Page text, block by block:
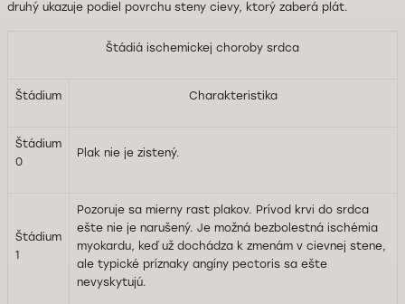
druhý ukazuje podiel povrchu steny cievy, ktorý zaberá plát.
Štádiá ischemickej choroby srdca
Štádium Charakteristika
Štádium
0
Plak nie je zistený.
Štádium
1
Pozoruje sa mierny rast plakov. Prívod krvi do srdca
ešte nie je narušený. Je možná bezbolestná ischémia
myokardu, keď už dochádza k zmenám v cievnej stene,
ale typické príznaky angíny pectoris sa ešte
nevyskytujú.